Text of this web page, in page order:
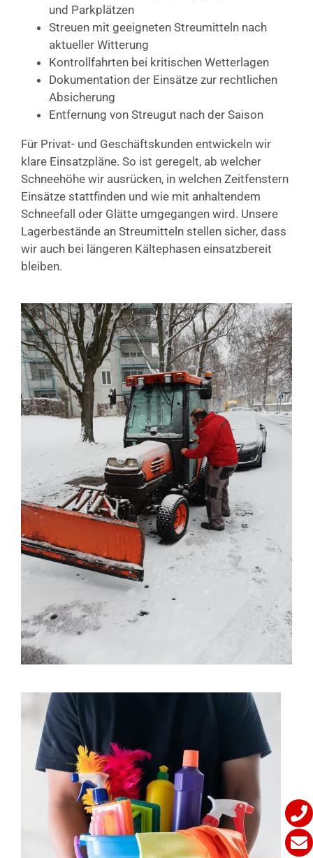
und Parkplätzen
Streuen mit geeigneten Streumitteln nach
aktueller Witterung
Kontrollfahrten bei kritischen Wetterlagen
Dokumentation der Einsätze zur rechtlichen
Absicherung
Entfernung von Streugut nach der Saison
Für Privat- und Geschäftskunden entwickeln wir
klare Einsatzpläne. So ist geregelt, ab welcher
Schneehöhe wir ausrücken, in welchen Zeitfenstern
Einsätze stattfinden und wie mit anhaltendem
Schneefall oder Glätte umgegangen wird. Unsere
Lagerbestände an Streumitteln stellen sicher, dass
wir auch bei längeren Kältephasen einsatzbereit
bleiben.